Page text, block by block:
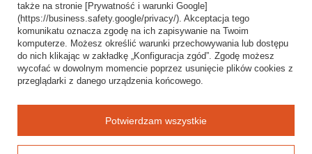
Odstąpienie od umowy
Popularne kategorie
Opony bezdętkowe
Opony dętkowe
także na stronie [Prywatność i warunki Google]
(https://business.safety.google/privacy/). Akceptacja tego
komunikatu oznacza zgodę na ich zapisywanie na Twoim
komputerze. Możesz określić warunki przechowywania lub dostępu
do nich klikając w zakładkę „Konfiguracja zgód”. Zgodę możesz
wycofać w dowolnym momencie poprzez usunięcie plików cookies z
przeglądarki z danego urządzenia końcowego.
Potwierdzam wszystkie